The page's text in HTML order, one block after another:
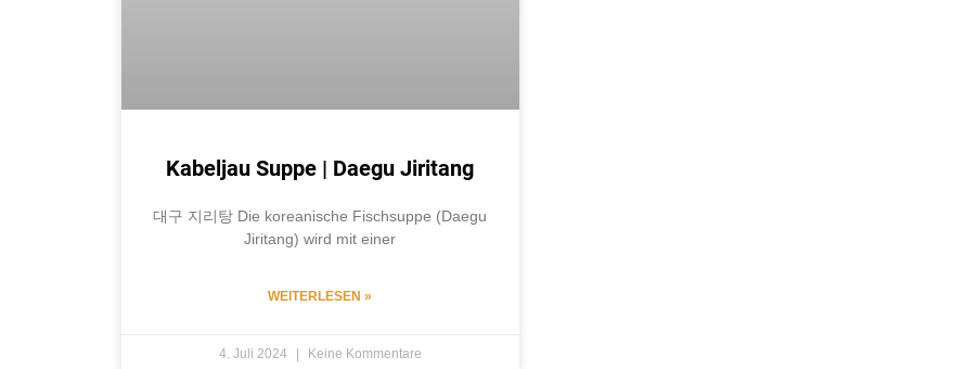
Kabeljau Suppe | Daegu Jiritang
대구 지리탕 Die koreanische Fischsuppe (Daegu
Jiritang) wird mit einer
WEITERLESEN »
4. Juli 2024 Keine Kommentare